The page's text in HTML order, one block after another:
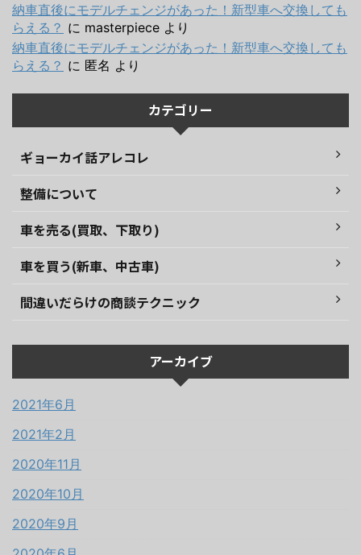
納車直後にモデルチェンジがあった！新型車へ交換しても
らえる？ に masterpiece より
納車直後にモデルチェンジがあった！新型車へ交換しても
らえる？ に 匿名 より
カテゴリー
ギョーカイ話アレコレ
整備について
車を売る(買取、下取り)
車を買う(新車、中古車)
間違いだらけの商談テクニック
アーカイブ
2021年6月
2021年2月
2020年11月
2020年10月
2020年9月